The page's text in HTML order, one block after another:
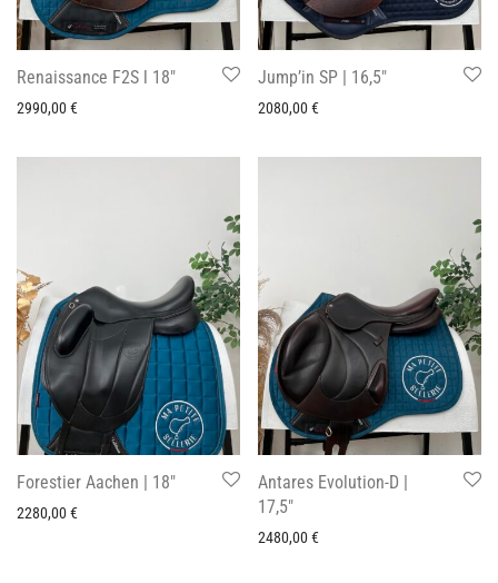
Renaissance F2S l 18″
2990,00€
Jump’in SP | 16,5″
2080,00€
Forestier Aachen | 18″
2280,00€
Antares Evolution-D |
17,5″
2480,00€